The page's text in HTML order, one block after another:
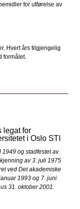
for utførelse av
Hvert års tilgjengelig
formålet.
legat for
i Oslo STI
1949 og stadfestet av
av 3. juli 1975
ved Det akademiske
1993 og 7. juni
31. oktober 2001.